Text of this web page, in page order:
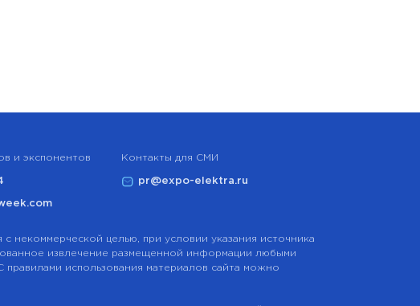
и экспонентов Контакты для СМИ
pr@expo-elektra.ru
некоммерческой целью, при условии указания источника
извлечение размещенной информации любыми
использования материалов сайта можно